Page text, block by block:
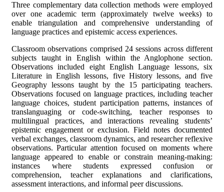
Three complementary data collection methods were employed
over one academic term (approximately twelve weeks) to
enable triangulation and comprehensive understanding of
language practices and epistemic access experiences.
Classroom observations comprised 24 sessions across different
subjects taught in English within the Anglophone section.
Observations included eight English Language lessons, six
Literature in English lessons, five History lessons, and five
Geography lessons taught by the 15 participating teachers.
Observations focused on language practices, including teacher
language choices, student participation patterns, instances of
translanguaging or code-switching, teacher responses to
multilingual practices, and interactions revealing students’
epistemic engagement or exclusion. Field notes documented
verbal exchanges, classroom dynamics, and researcher reflexive
observations. Particular attention focused on moments where
language appeared to enable or constrain meaning-making:
instances where students expressed confusion or
comprehension, teacher explanations and clarifications,
assessment interactions, and informal peer discussions.